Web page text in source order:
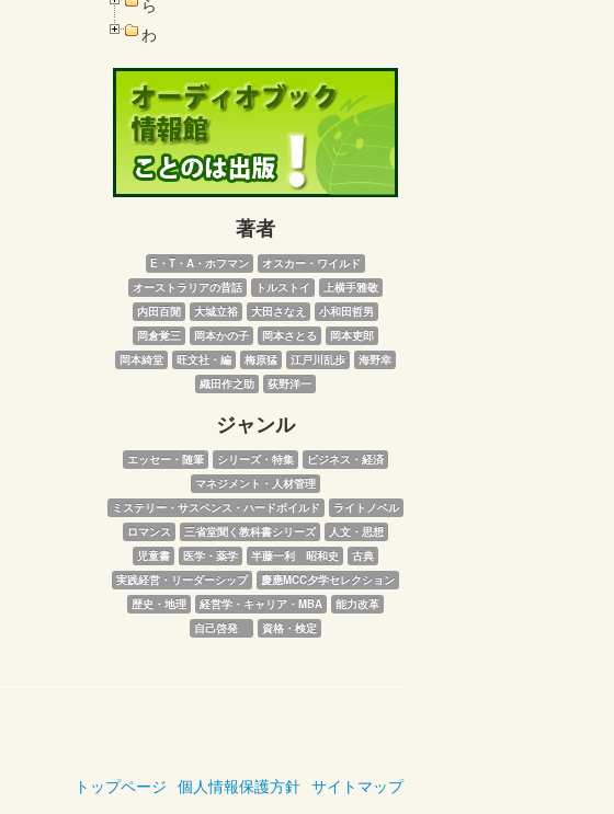
ら
わ
著者
E・T・A・ホフマン
オスカー・ワイルド
オーストラリアの昔話
トルストイ
上横手雅敬
内田百閒
大城立裕 大田さなえ
小和田哲男
岡倉覚三
岡本かの子 岡本さとる
岡本吏郎
岡本綺堂
旺文社・編 梅原猛 江戸川乱歩
海野幸
織田作之助
荻野洋一
ジャンル
エッセー・随筆 シリーズ・特集
ビジネス・経済
マネジメント・人材管理
ミステリー・サスペンス・ハードボイルド
ライトノベル
ロマンス
三省堂聞く教科書シリーズ
人文・思想
児童書
医学・薬学 半藤一利　昭和史
古典
実践経営・リーダーシップ
慶應MCC夕学セレクション
歴史・地理
経営学・キャリア・MBA
能力改革
自己啓発
資格・検定
トップページ 個人情報保護方針 サイトマップ